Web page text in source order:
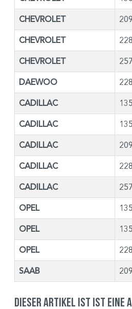
CHEVROLET
CHEVROLET
CHEVROLET
DAEWOO
CADILLAC
CADILLAC
CADILLAC
CADILLAC
CADILLAC
OPEL
OPEL
OPEL
SAAB
Dieser Artikel ist ist eine